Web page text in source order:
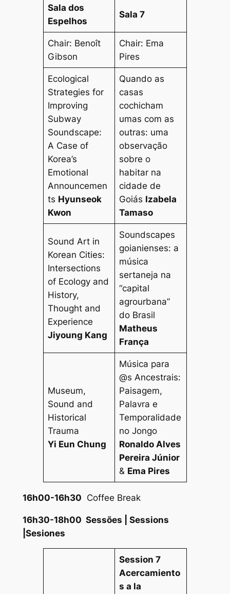
Sala dos
Espelhos
Sala 7
Chair: Benoît
Gibson
Chair: Ema
Pires
Ecological
Strategies for
Improving
Subway
Soundscape:
A Case of
Korea’s
Emotional
Announcemen
ts Hyunseok
Kwon
Quando as
casas
cochicham
umas com as
outras: uma
observação
sobre o
habitar na
cidade de
Goiás Izabela
Tamaso
Sound Art in
Korean Cities:
Intersections
of Ecology and
History,
Thought and
Experience
Jiyoung Kang
Soundscapes
goianienses: a
música
sertaneja na
“capital
agrourbana”
do Brasil
Matheus
França
Museum,
Sound and
Historical
Trauma
Yi Eun Chung
Música para
@s Ancestrais:
Paisagem,
Palavra e
Temporalidade
no Jongo
Ronaldo Alves
Pereira Júnior
& Ema Pires
16h00-16h30 Coffee Break
16h30-18h00 Sessões | Sessions
|Sesiones
Session 7
Acercamiento
s a la